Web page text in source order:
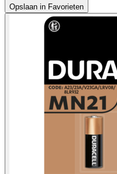
Opslaan in Favorieten